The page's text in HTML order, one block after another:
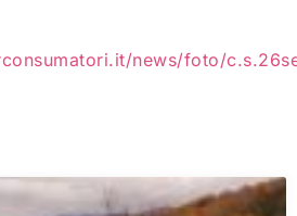
news/foto/